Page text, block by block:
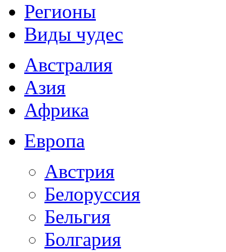
Регионы
Виды чудес
Австралия
Азия
Африка
Европа
Австрия
Белоруссия
Бельгия
Болгария